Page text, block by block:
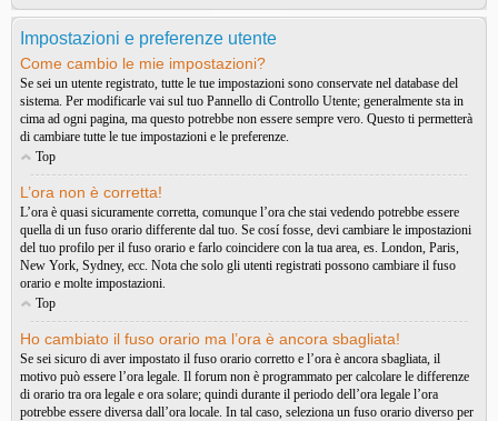
Impostazioni e preferenze utente
Come cambio le mie impostazioni?
Se sei un utente registrato, tutte le tue impostazioni sono conservate nel database del
sistema. Per modificarle vai sul tuo Pannello di Controllo Utente; generalmente sta in
cima ad ogni pagina, ma questo potrebbe non essere sempre vero. Questo ti permetterà
di cambiare tutte le tue impostazioni e le preferenze.
Top
L’ora non è corretta!
L’ora è quasi sicuramente corretta, comunque l’ora che stai vedendo potrebbe essere
quella di un fuso orario differente dal tuo. Se cosí fosse, devi cambiare le impostazioni
del tuo profilo per il fuso orario e farlo coincidere con la tua area, es. London, Paris,
New York, Sydney, ecc. Nota che solo gli utenti registrati possono cambiare il fuso
orario e molte impostazioni.
Top
Ho cambiato il fuso orario ma l’ora è ancora sbagliata!
Se sei sicuro di aver impostato il fuso orario corretto e l’ora è ancora sbagliata, il
motivo può essere l’ora legale. Il forum non è programmato per calcolare le differenze
di orario tra ora legale e ora solare; quindi durante il periodo dell’ora legale l’ora
potrebbe essere diversa dall’ora locale. In tal caso, seleziona un fuso orario diverso per